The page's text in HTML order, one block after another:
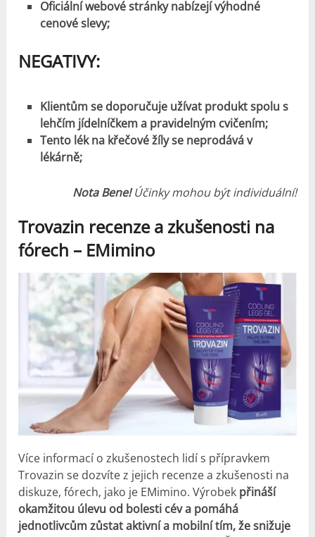
Oficiální webové stránky nabízejí výhodné
cenové slevy;
NEGATIVY:
Klientům se doporučuje užívat produkt spolu s
lehčím jídelníčkem a pravidelným cvičením;
Tento lék na křečové žíly se neprodává v
lékárně;
Nota Bene! Účinky mohou být individuální!
Trovazin recenze a zkušenosti na
fórech – EMimino
Více informací o zkušenostech lidí s přípravkem
Trovazin se dozvíte z jejich recenze azkušenosti na
diskuze, fórech, jako je EMimino. Výrobek přináší
okamžitou úlevu od bolesti cév a pomáhá
jednotlivcům zůstat aktivní a mobilní tím, že snižuje